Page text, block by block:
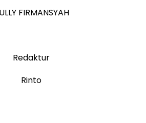
FIRMANSYAH
Redaktur
Rinto